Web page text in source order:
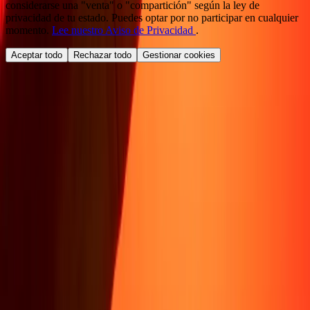
considerarse una "venta" o "compartición" según la ley de
privacidad de tu estado. Puedes optar por no participar en cualquier
momento. Lee nuestro Aviso de Privacidad .
Aceptar todo Rechazar todo Gestionar cookies